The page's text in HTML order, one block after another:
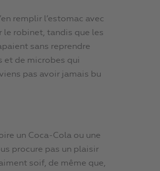
remplir l’estomac avec
le robinet, tandis que les
sans reprendre
et de microbes qui
pas avoir jamais bu
un Coca-Cola ou une
procure pas un plaisir
soif, de même que,